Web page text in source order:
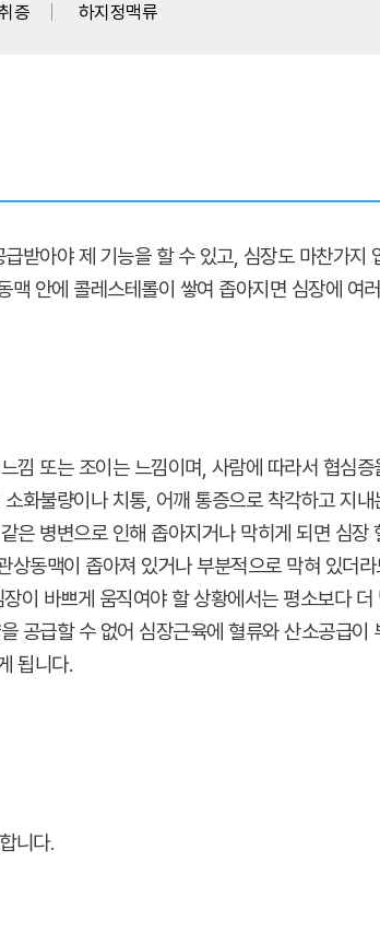
증 하지정맥류
받아야 제 기능을 할 수 있고, 심장도 마찬가지
안에 콜레스테롤이 쌓여 좁아지면 심장에 여
낌 또는 조이는 느낌이며, 사람에 따라서 협심
화불량이나 치통, 어깨 통증으로 착각하고 지
은 병변으로 인해 좁아지거나 막히게 되면 심장
동맥이 좁아져 있거나 부분적으로 막혀 있더
이 바쁘게 움직여야 할 상황에서는 평소보다
공급할 수 없어 심장근육에 혈류와 산소공급이
됩니다.
니다.